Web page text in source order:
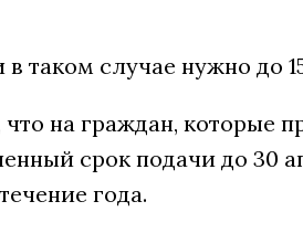
в таком случае нужно до
на граждан, которые
срок подачи до 30
года.